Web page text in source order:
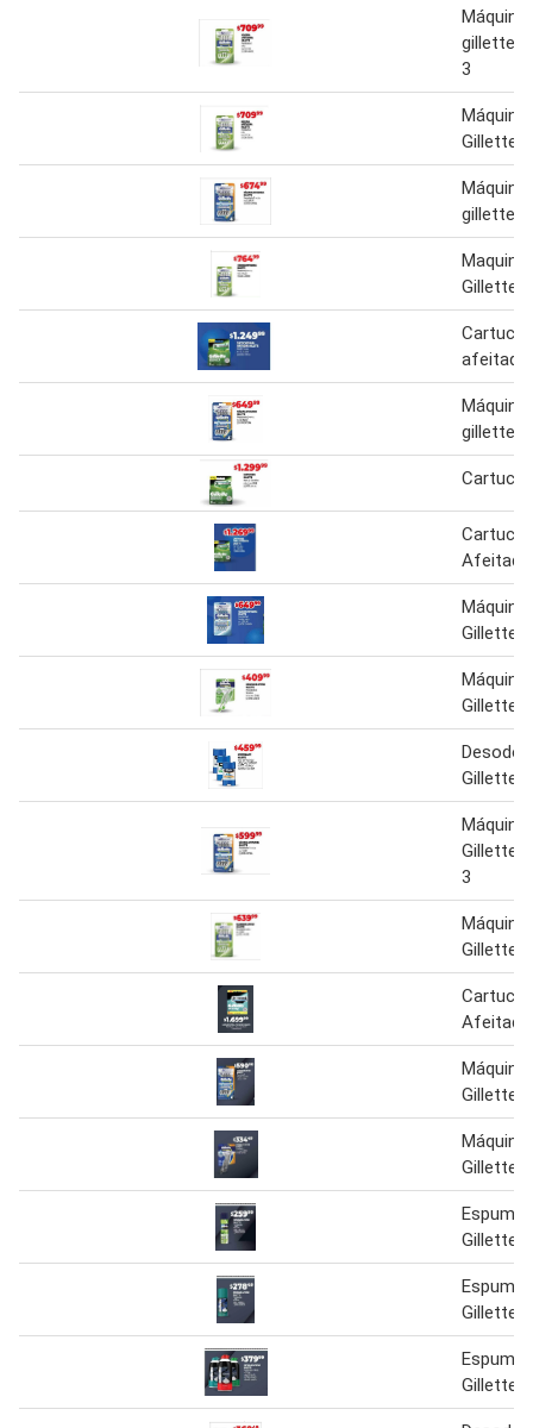
gillette
3
Gillette
gillette
Gillette
gillette
Gillette
Gillette
Gillette
Gillette
3
Gillette
Gillette
Gillette
Espuma
Gillette
Espuma
Gillette
Espuma
Gillette